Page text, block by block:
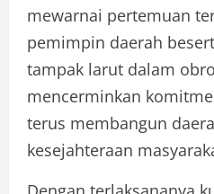
mewarnai pertemuan
pemimpin daerah
tampak larut dalam
mencerminkan
terus membangun
kesejahteraan